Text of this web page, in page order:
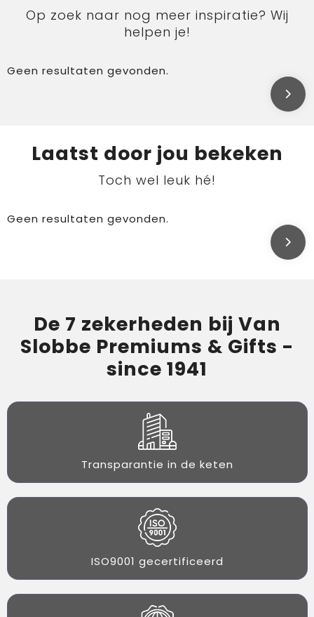
Op zoek naar nog meer inspiratie? Wij
helpen je!
Geen resultaten gevonden.
Laatst door jou bekeken
Toch wel leuk hé!
Geen resultaten gevonden.
De 7 zekerheden bij Van
Slobbe Premiums & Gifts -
since 1941
Transparantie in de keten
ISO9001 gecertificeerd